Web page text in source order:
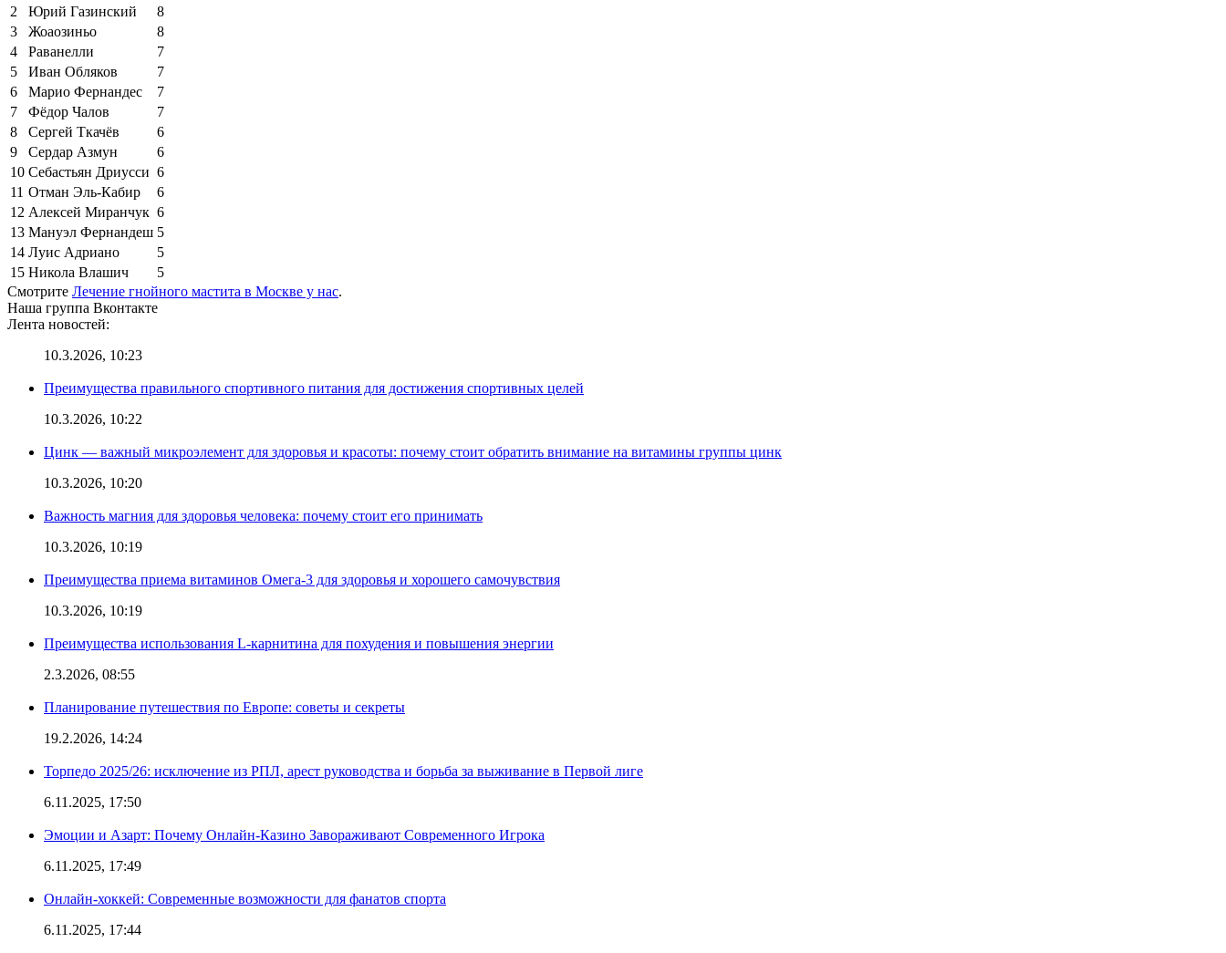
2
Юрий Газинский
8
3
Жоаозиньо
8
4
Раванелли
7
5
Иван Обляков
7
6
Марио Фернандес
7
7
Фёдор Чалов
7
8
Сергей Ткачёв
6
9
Сердар Азмун
6
10 Себастьян Дриусси 6
11 Отман Эль-Кабир
6
12 Алексей Миранчук 6
13 Мануэл Фернандеш 5
14 Луис Адриано
5
15 Никола Влашич
5
Смотрите Лечение гнойного мастита в Москве у нас.
Наша группа Вконтакте
Лента новостей:
10.3.2026, 10:23
Преимущества правильного спортивного питания для достижения спортивных целей
10.3.2026, 10:22
Цинк — важный микроэлемент для здоровья и красоты: почему стоит обратить внимание на витамины группы цинк
10.3.2026, 10:20
Важность магния для здоровья человека: почему стоит его принимать
10.3.2026, 10:19
Преимущества приема витаминов Омега-3 для здоровья и хорошего самочувствия
10.3.2026, 10:19
Преимущества использования L-карнитина для похудения и повышения энергии
2.3.2026, 08:55
Планирование путешествия по Европе: советы и секреты
19.2.2026, 14:24
Торпедо 2025/26: исключение из РПЛ, арест руководства и борьба за выживание в Первой лиге
6.11.2025, 17:50
Эмоции и Азарт: Почему Онлайн-Казино Завораживают Современного Игрока
6.11.2025, 17:49
Онлайн-хоккей: Современные возможности для фанатов спорта
6.11.2025, 17:44